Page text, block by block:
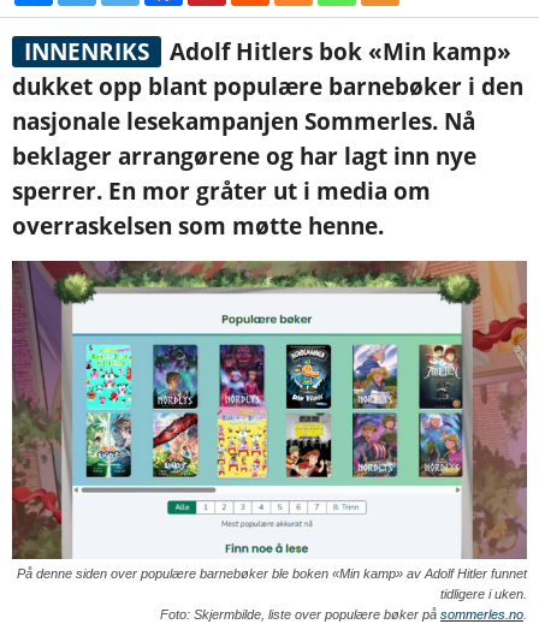
INNENRIKS
Adolf Hitlers bok «Min kamp»
dukket opp blant populære barnebøker i den
nasjonale lesekampanjen Sommerles. Nå
beklager arrangørene og har lagt inn nye
sperrer. En mor gråter ut i media om
overraskelsen som møtte henne.
På denne siden over populære barnebøker ble boken «Min kamp» av Adolf Hitler funnet
tidligere i uken.
Foto: Skjermbilde, liste over populære bøker på sommerles.no